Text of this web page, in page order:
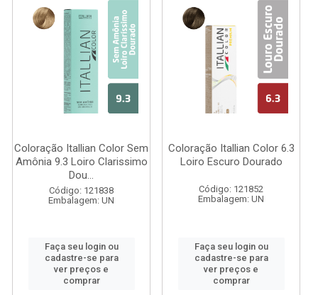
Coloração Itallian Color Sem
Amônia 9.3 Loiro Clarissimo
Dou...
Código: 121838
Embalagem: UN
Faça seu login ou
cadastre-se para
ver preços e
comprar
Coloração Itallian Color 6.3
Loiro Escuro Dourado
Código: 121852
Embalagem: UN
Faça seu login ou
cadastre-se para
ver preços e
comprar